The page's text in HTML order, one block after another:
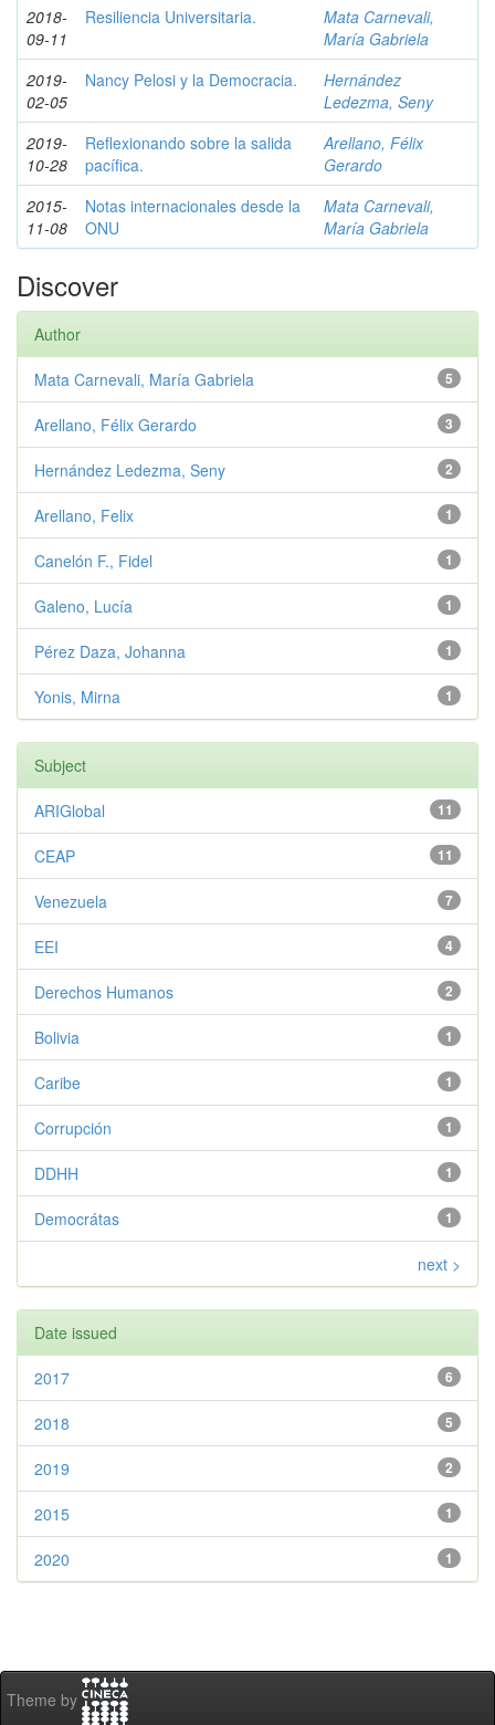
2018-
09-11
Resiliencia Universitaria.
Mata Carnevali,
María Gabriela
2019-
02-05
Nancy Pelosi y la Democracia.
Hernández
Ledezma, Seny
2019-
10-28
Reflexionando sobre la salida
pacífica.
Arellano, Félix
Gerardo
2015-
11-08
Notas internacionales desde la
ONU
Mata Carnevali,
María Gabriela
Discover
Author
5
Mata Carnevali, María Gabriela
3
Arellano, Félix Gerardo
2
Hernández Ledezma, Seny
1
Arellano, Felix
1
Canelón F., Fidel
1
Galeno, Lucía
1
Pérez Daza, Johanna
1
Yonis, Mirna
Subject
11
ARIGlobal
11
CEAP
7
Venezuela
4
EEI
2
Derechos Humanos
1
Bolivia
1
Caribe
1
Corrupción
1
DDHH
1
Democrátas
next >
Date issued
6
2017
5
2018
2
2019
1
2015
1
2020
Theme by